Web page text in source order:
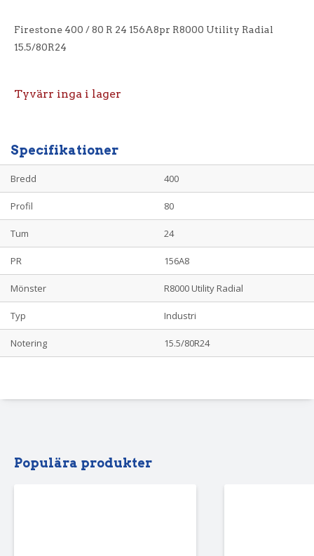
Firestone 400 / 80 R 24 156A8pr R8000 Utility Radial
15.5/80R24
Tyvärr inga i lager
Specifikationer
Bredd 400
Profil 80
Tum 24
PR 156A8
Mönster R8000 Utility Radial
Typ Industri
Notering 15.5/80R24
Populära produkter